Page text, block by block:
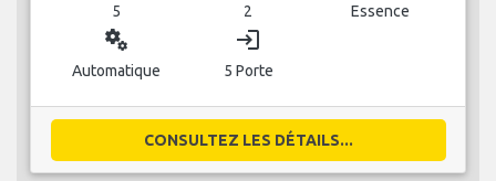
5 2 Essence
miscellaneous_services
Automatique
login
5 Porte
CONSULTEZ LES DÉTAILS...